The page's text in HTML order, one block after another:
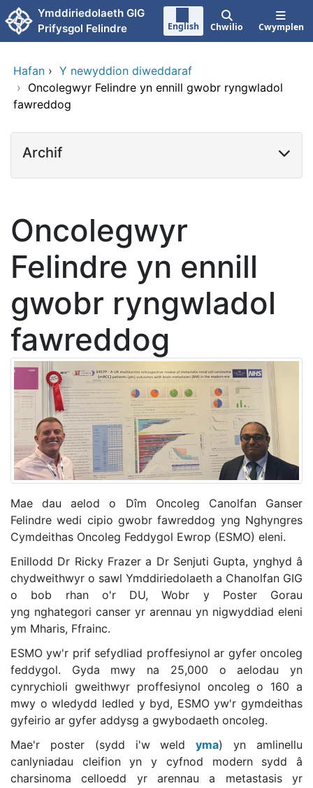
Neidio i'r prif gynnwy
Ymddiriedolaeth GIG
Prifysgol Felindre
English Chwilio Cwymplen
Hafan › Y newyddion diweddaraf
› Oncolegwyr Felindre yn ennill gwobr ryngwladol
fawreddog
Archif
Oncolegwyr
Felindre yn ennill
gwobr ryngwladol
fawreddog
Mae dau aelod o Dîm Oncoleg Canolfan Ganser
Felindre wedi cipio gwobr fawreddog yng Nghyngres
Cymdeithas Oncoleg Feddygol Ewrop (ESMO) eleni.
Enillodd Dr Ricky Frazer a Dr Senjuti Gupta, ynghyd â
chydweithwyr o sawl Ymddiriedolaeth a Chanolfan GIG
o bob rhan o'r DU, Wobr y Poster Gorau
yng nghategori canser yr arennau yn nigwyddiad eleni
ym Mharis, Ffrainc.
ESMO yw'r prif sefydliad proffesiynol ar gyfer oncoleg
feddygol. Gyda mwy na 25,000 o aelodau yn
cynrychioli gweithwyr proffesiynol oncoleg o 160 a
mwy o wledydd ledled y byd, ESMO yw'r gymdeithas
gyfeirio ar gyfer addysg a gwybodaeth oncoleg.
Mae'r poster (sydd i'w weldyma) yn amlinellu
canlyniadau cleifion yn y cyfnod modern sydd â
charsinoma celloedd yr arennau a metastasis yr